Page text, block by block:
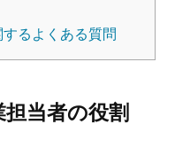
るよくある質問
当者の役割